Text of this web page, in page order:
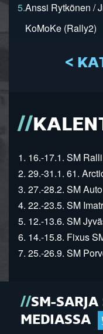
5.Anssi Rytkönen /
KoMoKe (Rally2)
<
1. 16.-17.1. SM
2. 29.-31.1. 61.
3. 27.-28.2. SM
4. 22.-23.5. SM
5. 12.-13.6. SM
6. 14.-15.8. Fixus
7. 25.-26.9. SM
SM-
MEDIASSA